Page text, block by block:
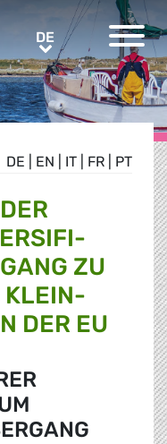
DEDE
DE EN IT FR PT
ZU
KLEIN-
DER EU